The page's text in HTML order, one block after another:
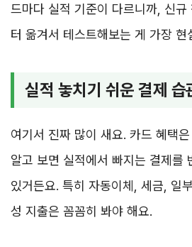
드마다 실적 기준이 다르니까, 신
터 옮겨서 테스트해보는 게 가장 현
실적 놓치기 쉬운 결제 습
여기서 진짜 많이 새요. 카드 혜택
알고 보면 실적에서 빠지는 결제를
있거든요. 특히 자동이체, 세금, 일
성 지출은 꼼꼼히 봐야 해요.